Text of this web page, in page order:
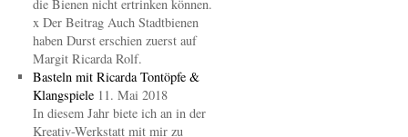
die Bienen nicht ertrinken können.
x Der Beitrag Auch Stadtbienen
haben Durst erschien zuerst auf
Margit Ricarda Rolf.
Basteln mit Ricarda Tontöpfe &
Klangspiele 11. Mai 2018
In diesem Jahr biete ich an in der
Kreativ-Werkstatt mit mir zu